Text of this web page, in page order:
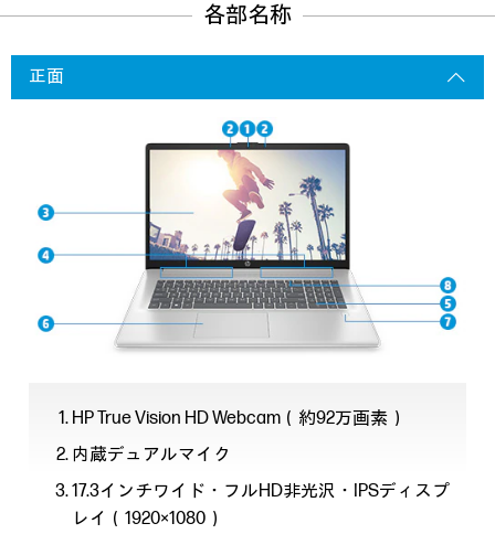
各部名称
正面
HP True Vision HD Webcam（約92万画素）
内蔵デュアルマイク
17.3インチワイド・フルHD非光沢・IPSディスプ
レイ（1920×1080）